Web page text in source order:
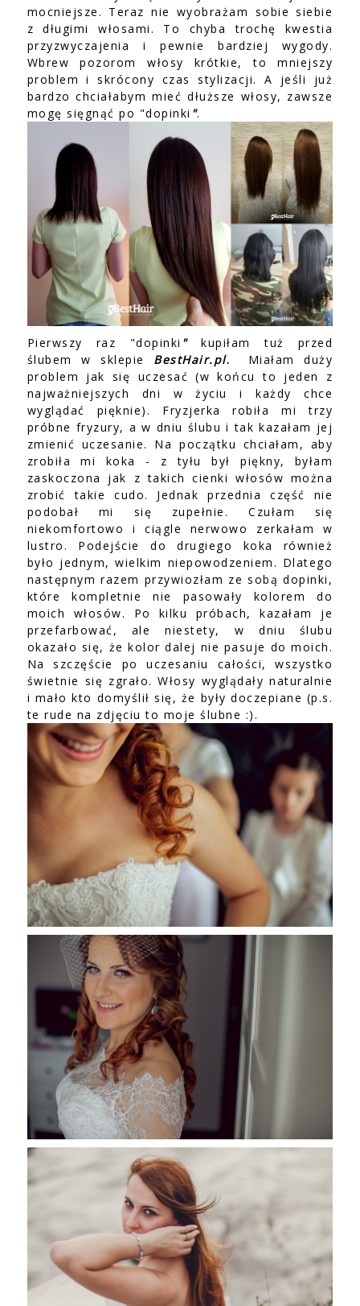
mocniejsze. Teraz nie wyobrażam sobie siebie
z długimi włosami. To chyba trochę kwestia
przyzwyczajenia i pewnie bardziej wygody.
Wbrew pozorom włosy krótkie, to mniejszy
problem i skrócony czas stylizacji. A jeśli już
bardzo chciałabym mieć dłuższe włosy, zawsze
mogę sięgnąć po "dopinki ".
Pierwszy raz "dopinki "kupiłam tuż przed
ślubem w sklepie BestHair.pl. Miałam duży
problem jak się uczesać (w końcu to jeden z
najważniejszych dni w życiu i każdy chce
wyglądać pięknie). Fryzjerka robiła mi trzy
próbne fryzury, a w dniu ślubu i tak kazałam jej
zmienić uczesanie. Na początku chciałam, aby
zrobiła mi koka - z tyłu był piękny, byłam
zaskoczona jak z takich cienki włosów można
zrobić takie cudo. Jednak przednia część nie
podobał mi się zupełnie. Czułam się
niekomfortowo i ciągle nerwowo zerkałam w
lustro. Podejście do drugiego koka również
było jednym, wielkim niepowodzeniem. Dlatego
następnym razem przywiozłam ze sobą dopinki,
które kompletnie nie pasowały kolorem do
moich włosów. Po kilku próbach, kazałam je
przefarbować, ale niestety, w dniu ślubu
okazało się, że kolor dalej nie pasuje do moich.
Na szczęście po uczesaniu całości, wszystko
świetnie się zgrało. Włosy wyglądały naturalnie
i mało kto domyślił się, że były doczepiane (p.s.
te rude na zdjęciu to moje ślubne :).